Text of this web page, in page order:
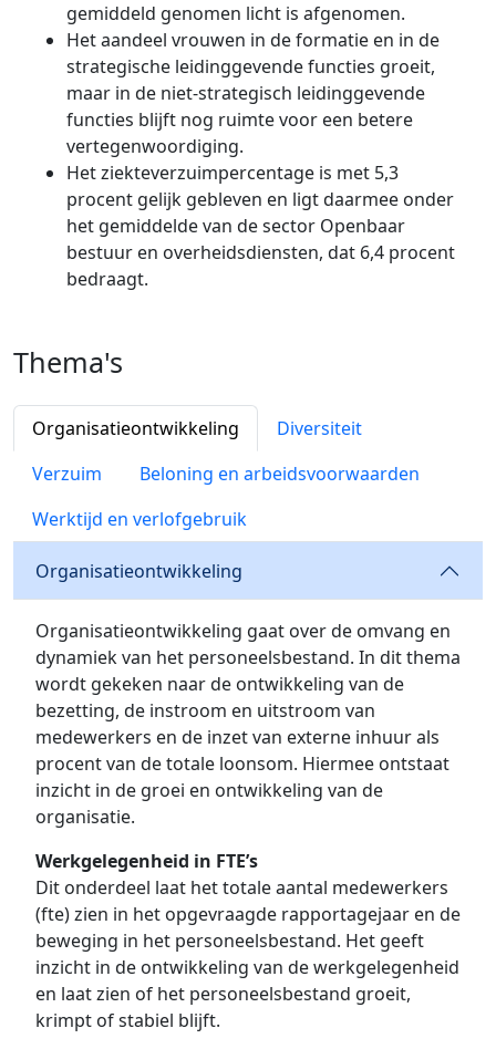
gemiddeld genomen licht is afgenomen.
Het aandeel vrouwen in de formatie en in de
strategische leidinggevende functies groeit,
maar in de niet-strategisch leidinggevende
functies blijft nog ruimte voor een betere
vertegenwoordiging.
Het ziekteverzuimpercentage is met 5,3
procent gelijk gebleven en ligt daarmee onder
het gemiddelde van de sector Openbaar
bestuur en overheidsdiensten, dat 6,4 procent
bedraagt.
Thema's
Organisatieontwikkeling
Diversiteit
Verzuim
Beloning en arbeidsvoorwaarden
Werktijd en verlofgebruik
Organisatieontwikkeling
Organisatieontwikkeling gaat over de omvang en
dynamiek van het personeelsbestand. In dit thema
wordt gekeken naar de ontwikkeling van de
bezetting, de instroom en uitstroom van
medewerkers en de inzet van externe inhuur als
procent van de totale loonsom. Hiermee ontstaat
inzicht in de groei en ontwikkeling van de
organisatie.
Werkgelegenheid in FTE’s
Dit onderdeel laat het totale aantal medewerkers
(fte) zien in het opgevraagde rapportagejaar en de
beweging in het personeelsbestand. Het geeft
inzicht in de ontwikkeling van de werkgelegenheid
en laat zien of het personeelsbestand groeit,
krimpt of stabiel blijft.